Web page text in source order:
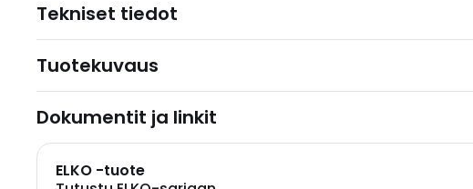
Tekniset tiedot
Tuotekuvaus
Dokumentit ja linkit
ELKO -tuote